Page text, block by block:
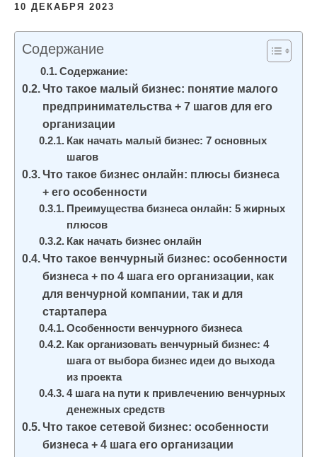
10 ДЕКАБРЯ 2023
Содержание
Содержание:
Что такое малый бизнес: понятие малого
предпринимательства + 7 шагов для его
организации
Как начать малый бизнес: 7 основных
шагов
Что такое бизнес онлайн: плюсы бизнеса
+ его особенности
Преимущества бизнеса онлайн: 5 жирных
плюсов
Как начать бизнес онлайн
Что такое венчурный бизнес: особенности
бизнеса + по 4 шага его организации, как
для венчурной компании, так и для
стартапера
Особенности венчурного бизнеса
Как организовать венчурный бизнес: 4
шага от выбора бизнес идеи до выхода
из проекта
4 шага на пути к привлечению венчурных
денежных средств
Что такое сетевой бизнес: особенности
бизнеса + 4 шага его организации